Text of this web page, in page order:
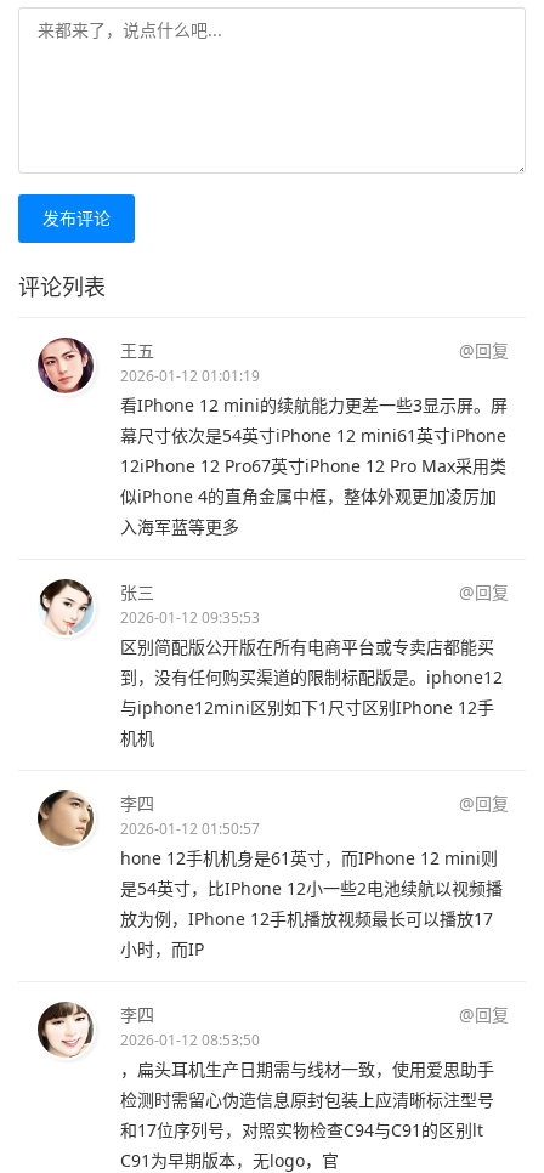
发布评论
评论列表
王五 @回复
2026-01-12 01:01:19
看IPhone 12 mini的续航能力更差一些3显示屏。屏
幕尺寸依次是54英寸iPhone 12 mini61英寸iPhone
12iPhone 12 Pro67英寸iPhone 12 Pro Max采用类
似iPhone 4的直角金属中框，整体外观更加凌厉加
入海军蓝等更多
张三 @回复
2026-01-12 09:35:53
区别简配版公开版在所有电商平台或专卖店都能买
到，没有任何购买渠道的限制标配版是。iphone12
与iphone12mini区别如下1尺寸区别IPhone 12手
机机
李四 @回复
2026-01-12 01:50:57
hone 12手机机身是61英寸，而IPhone 12 mini则
是54英寸，比IPhone 12小一些2电池续航以视频播
放为例，IPhone 12手机播放视频最长可以播放17
小时，而IP
李四 @回复
2026-01-12 08:53:50
，扁头耳机生产日期需与线材一致，使用爱思助手
检测时需留心伪造信息原封包装上应清晰标注型号
和17位序列号，对照实物检查C94与C91的区别lt
C91为早期版本，无logo，官